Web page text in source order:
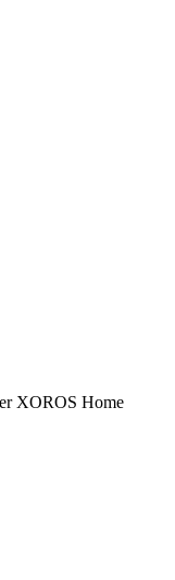
XOROS Home